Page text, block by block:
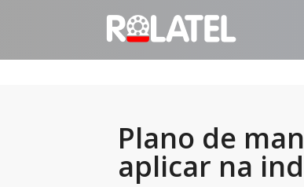
Plano de
aplicar na